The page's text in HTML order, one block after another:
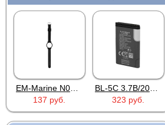
137 руб.
323 руб.